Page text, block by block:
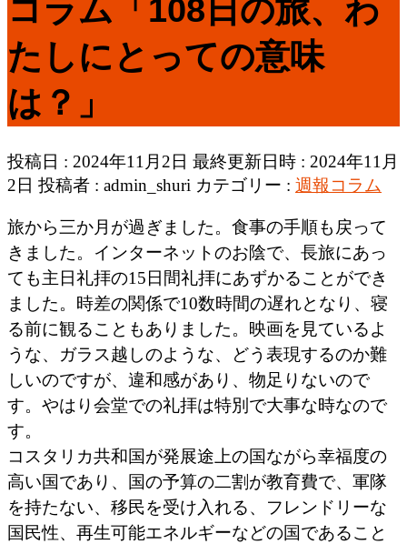
コラム「108日の旅、わ
たしにとっての意味
は？」
投稿日 : 2024年11月2日 最終更新日時 : 2024年11月
2日 投稿者 : admin_shuri カテゴリー : 週報コラム
旅から三か月が過ぎました。食事の手順も戻って
きました。インターネットのお陰で、長旅にあっ
ても主日礼拝の15日間礼拝にあずかることができ
ました。時差の関係で10数時間の遅れとなり、寝
る前に観ることもありました。映画を見ているよ
うな、ガラス越しのような、どう表現するのか難
しいのですが、違和感があり、物足りないので
す。やはり会堂での礼拝は特別で大事な時なので
す。
コスタリカ共和国が発展途上の国ながら幸福度の
高い国であり、国の予算の二割が教育費で、軍隊
を持たない、移民を受け入れる、フレンドリーな
国民性、再生可能エネルギーなどの国であること